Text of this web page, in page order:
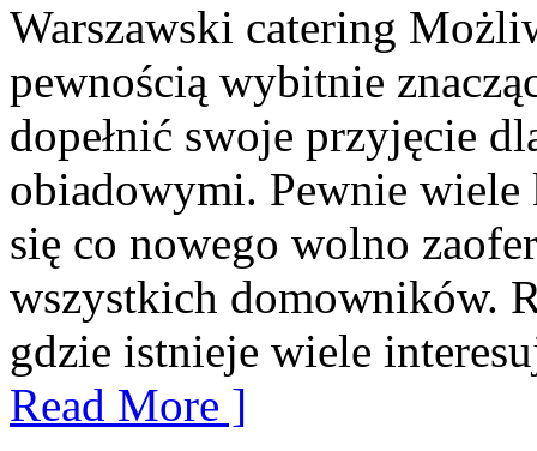
Warszawski catering
pewnością wybitnie
dopełnić swoje przyjęcie
obiadowymi. Pewnie wiele
się co nowego wolno
wszystkich domowników.
gdzie istnieje wiele
Read More ]